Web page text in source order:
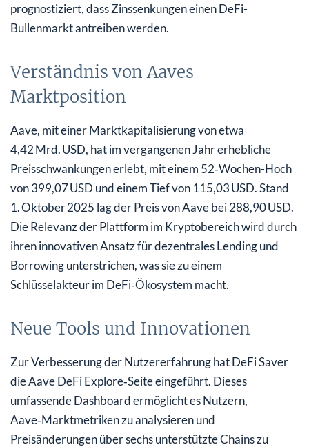
prognostiziert, dass Zinssenkungen einen DeFi-
Bullenmarkt antreiben werden.
Verständnis von Aaves
Marktposition
Aave, mit einer Marktkapitalisierung von etwa
4,42 Mrd. USD, hat im vergangenen Jahr erhebliche
Preisschwankungen erlebt, mit einem 52‑Wochen-Hoch
von 399,07 USD und einem Tief von 115,03 USD. Stand
1. Oktober 2025 lag der Preis von Aave bei 288,90 USD.
Die Relevanz der Plattform im Kryptobereich wird durch
ihren innovativen Ansatz für dezentrales Lending und
Borrowing unterstrichen, was sie zu einem
Schlüsselakteur im DeFi‑Ökosystem macht.
Neue Tools und Innovationen
Zur Verbesserung der Nutzererfahrung hat DeFi Saver
die Aave DeFi Explore‑Seite eingeführt. Dieses
umfassende Dashboard ermöglicht es Nutzern,
Aave‑Marktmetriken zu analysieren und
Preisänderungen über sechs unterstützte Chains zu